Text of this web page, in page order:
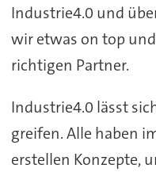
Industrie4.0 und
wir etwas on top
richtigen Partner.
Industrie4.0 lässt
greifen. Alle haben
erstellen Konzepte,